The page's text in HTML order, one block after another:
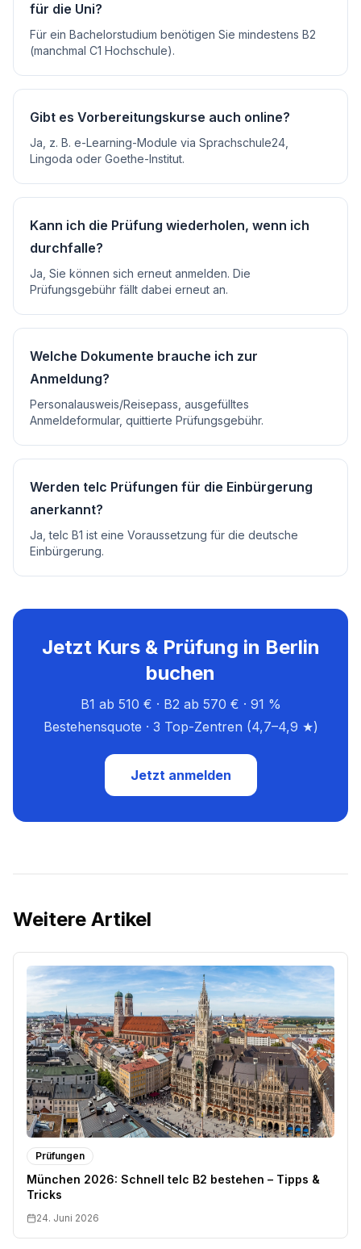
für die Uni?
Für ein Bachelorstudium benötigen Sie mindestens B2
(manchmal C1 Hochschule).
Gibt es Vorbereitungskurse auch online?
Ja, z. B. e-Learning-Module via Sprachschule24,
Lingoda oder Goethe-Institut.
Kann ich die Prüfung wiederholen, wenn ich
durchfalle?
Ja, Sie können sich erneut anmelden. Die
Prüfungsgebühr fällt dabei erneut an.
Welche Dokumente brauche ich zur
Anmeldung?
Personalausweis/Reisepass, ausgefülltes
Anmeldeformular, quittierte Prüfungsgebühr.
Werden telc Prüfungen für die Einbürgerung
anerkannt?
Ja, telc B1 ist eine Voraussetzung für die deutsche
Einbürgerung.
Jetzt Kurs & Prüfung in Berlin
buchen
B1 ab 510 € · B2 ab 570 € · 91 %
Bestehensquote · 3 Top-Zentren (4,7–4,9 ★)
Jetzt anmelden
Weitere Artikel
Prüfungen
München 2026: Schnell telc B2 bestehen – Tipps &
Tricks
24. Juni 2026